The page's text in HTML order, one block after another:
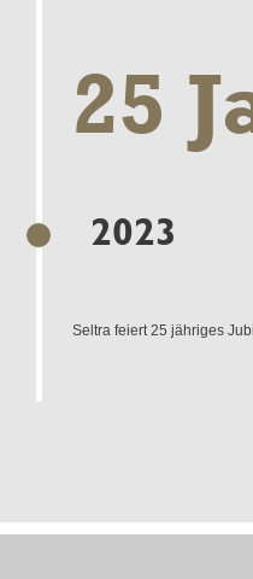
25
2023
Seltra feiert 25 jähriges